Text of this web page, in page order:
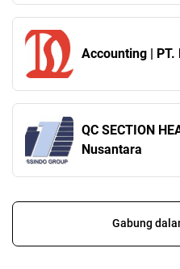
QC SECTION
Nusantara
Gabung